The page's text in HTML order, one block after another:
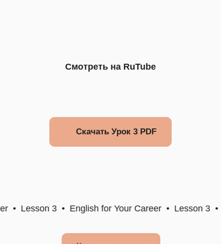
Смотреть на RuTube
Скачать Урок 3 PDF
Lesson 3 English for Your Career Lesson 3